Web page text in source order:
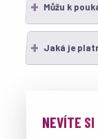
Můžu k
Jaká je
NEVÍTE SI